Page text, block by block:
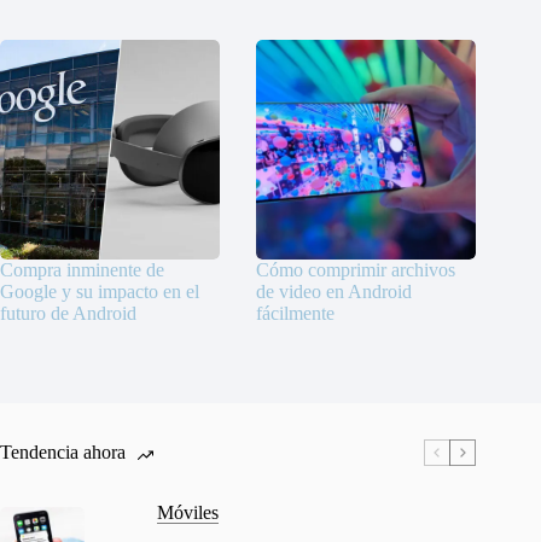
Compra inminente de
Google y su impacto en el
futuro de Android
Cómo comprimir archivos
de video en Android
fácilmente
Tendencia ahora
Móviles